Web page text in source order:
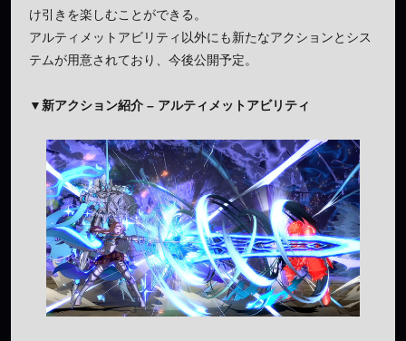
け引きを楽しむことができる。
アルティメットアビリティ以外にも新たなアクションとシス
テムが用意されており、今後公開予定。
▼新アクション紹介 – アルティメットアビリティ